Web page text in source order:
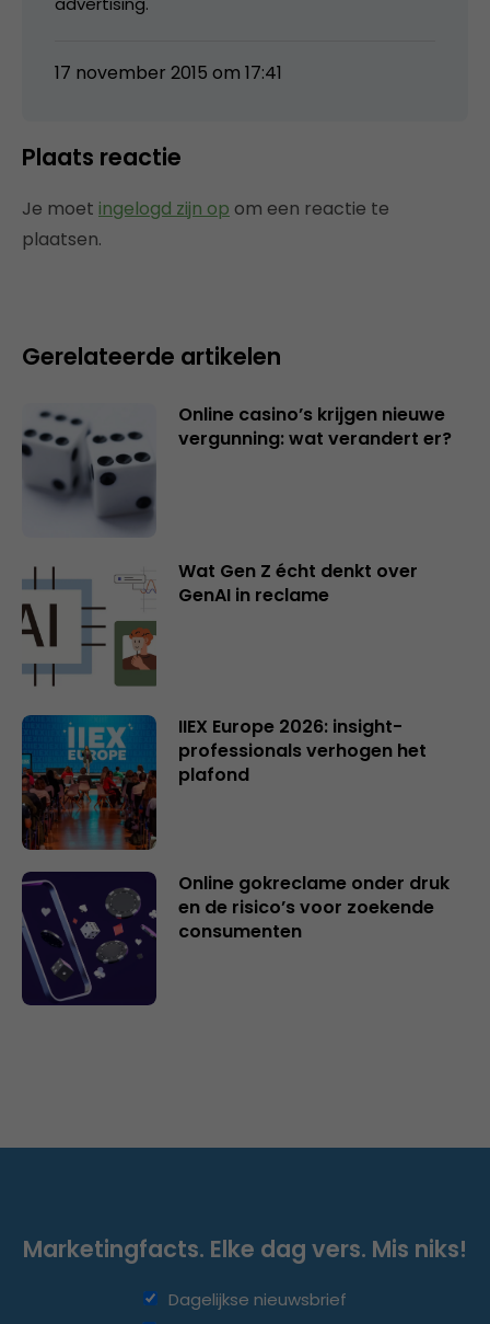
17 november 2015 om 17:41
Plaats reactie
Je moet ingelogd zijn op om een reactie te
plaatsen.
Gerelateerde artikelen
Online casino’s krijgen nieuwe
vergunning: wat verandert er?
Wat Gen Z écht denkt over
GenAI in reclame
IIEX Europe 2026: insight-
professionals verhogen het
plafond
Online gokreclame onder druk
en de risico’s voor zoekende
consumenten
Marketingfacts. Elke dag vers. Mis niks!
Dagelijkse nieuwsbrief